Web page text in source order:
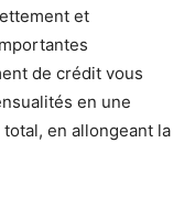
et
de crédit vous
en une
en allongeant la